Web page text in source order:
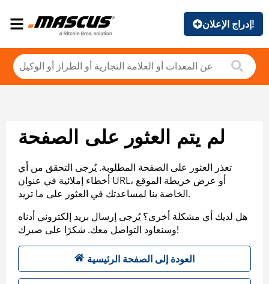
إدراج الإعلان!
لم يتم العثور على الصفحة
تعذر العثور على الصفحة المطلوبة. يُرجى التحقق من أي
أخطاء إملائية في عنوان URL، أو عرض خريطة الموقع
الخاصة بنا لمساعدتك في العثور على ما تريد.
هل لديك أي مشكلة أخرى؟ يُرجى إرسال بريد إلكتروني أدناه
وسنعاود التواصل معك. شكرًا على صبرك!
العودة إلى الصفحة الرئيسية